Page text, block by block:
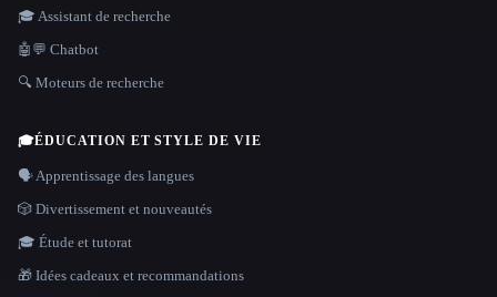
🎓 Assistant de recherche
🤖💬 Chatbot
🔍 Moteurs de recherche
🎓ÉDUCATION ET STYLE DE VIE
🗣️ Apprentissage des langues
🎲 Divertissement et nouveautés
🎓 Étude et tutorat
🎁 Idées cadeaux et recommandations